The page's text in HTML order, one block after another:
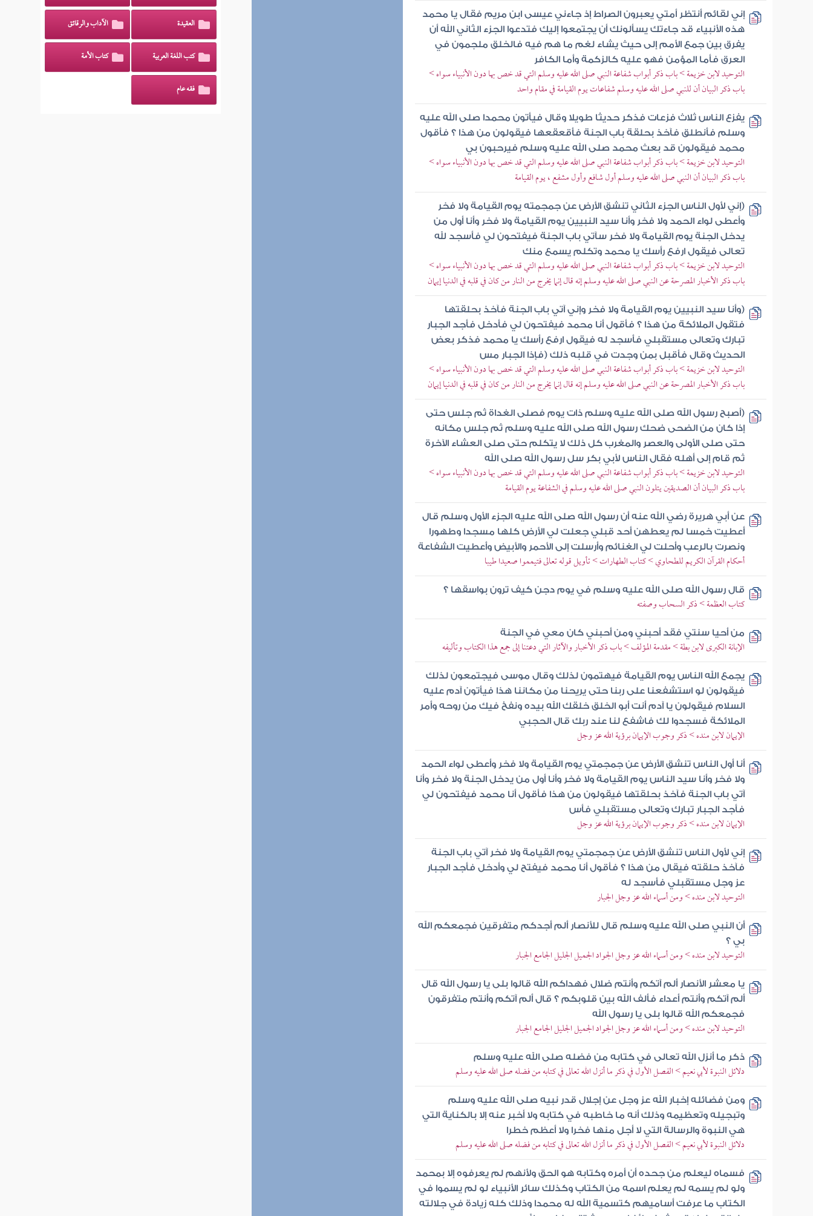
إني لقائم أنتظر أمتي يعبرون الصراط إذ جاءني عيسى ابن مريم فقال يا محمد
هذه الأنبياء قد جاءتك يسألونك أن يجتمعوا إليك فتدعوا الجزء الثاني الله أن
يفرق بين جمع الأمم إلى حيث يشاء لغم ما هم فيه فالخلق ملجمون في
العرق فأما المؤمن فهو عليه كالزكمة وأما الكافر
التوحيد لابن خزيمة > باب ذكر أبواب شفاعة النبي صلى الله عليه وسلم التي قد خص بها دون الأنبياء سواه >
باب ذكر البيان أن للنبي صلى الله عليه وسلم شفاعات يوم القيامة في مقام واحد
يفزع الناس ثلاث فزعات فذكر حديثا طويلا وقال فيأتون محمدا صلى الله عليه
وسلم فأنطلق فآخذ بحلقة باب الجنة فأقعقعها فيقولون من هذا ؟ فأقول
محمد فيقولون قد بعث محمد صلى الله عليه وسلم فيرحبون بي
التوحيد لابن خزيمة > باب ذكر أبواب شفاعة النبي صلى الله عليه وسلم التي قد خص بها دون الأنبياء سواه >
باب ذكر البيان أن النبي صلى الله عليه وسلم أول شافع وأول مشفع ، يوم القيامة
(إني لأول الناس الجزء الثاني تنشق الأرض عن جمجمته يوم القيامة ولا فخر
وأعطى لواء الحمد ولا فخر وأنا سيد النبيين يوم القيامة ولا فخر وأنا أول من
يدخل الجنة يوم القيامة ولا فخر سآتي باب الجنة فيفتحون لي فأسجد لله
تعالى فيقول ارفع رأسك يا محمد وتكلم يسمع منك
التوحيد لابن خزيمة > باب ذكر أبواب شفاعة النبي صلى الله عليه وسلم التي قد خص بها دون الأنبياء سواه >
باب ذكر الأخبار المصرحة عن النبي صلى الله عليه وسلم إنه قال إنما يخرج من النار من كان في قلبه في الدنيا إيمان
(وأنا سيد النبيين يوم القيامة ولا فخر وإني آتي باب الجنة فآخذ بحلقتها
فتقول الملائكة من هذا ؟ فأقول أنا محمد فيفتحون لي فأدخل فأجد الجبار
تبارك وتعالى مستقبلي فأسجد له فيقول ارفع رأسك يا محمد فذكر بعض
الحديث وقال فأقبل بمن وجدت في قلبه ذلك (فإذا الجبار مس
التوحيد لابن خزيمة > باب ذكر أبواب شفاعة النبي صلى الله عليه وسلم التي قد خص بها دون الأنبياء سواه >
باب ذكر الأخبار المصرحة عن النبي صلى الله عليه وسلم إنه قال إنما يخرج من النار من كان في قلبه في الدنيا إيمان
(أصبح رسول الله صلى الله عليه وسلم ذات يوم فصلى الغداة ثم جلس حتى
إذا كان من الضحى ضحك رسول الله صلى الله عليه وسلم ثم جلس مكانه
حتى صلى الأولى والعصر والمغرب كل ذلك لا يتكلم حتى صلى العشاء الآخرة
ثم قام إلى أهله فقال الناس لأبي بكر سل رسول الله صلى الله
التوحيد لابن خزيمة > باب ذكر أبواب شفاعة النبي صلى الله عليه وسلم التي قد خص بها دون الأنبياء سواه >
باب ذكر البيان أن الصديقين يتلون النبي صلى الله عليه وسلم في الشفاعة يوم القيامة
عن أبي هريرة رضي الله عنه أن رسول الله صلى الله عليه الجزء الأول وسلم قال
أعطيت خمسا لم يعطهن أحد قبلي جعلت لي الأرض كلها مسجدا وطهورا
ونصرت بالرعب وأحلت لي الغنائم وأرسلت إلى الأحمر والأبيض وأعطيت الشفاعة
أحكام القرآن الكريم للطحاوي > كتاب الطهارات > تأويل قوله تعالى فتيمموا صعيدا طيبا
قال رسول الله صلى الله عليه وسلم في يوم دجن كيف ترون بواسقها ؟
كتاب العظمة > ذكر السحاب وصفته
من أحيا سنتي فقد أحبني ومن أحبني كان معي في الجنة
الإبانة الكبرى لابن بطة > مقدمة المؤلف > باب ذكر الأخبار والآثار التي دعتنا إلى جمع هذا الكتاب وتأليفه
يجمع الله الناس يوم القيامة فيهتمون لذلك وقال موسى فيجتمعون لذلك
فيقولون لو استشفعنا على ربنا حتى يريحنا من مكاننا هذا فيأتون آدم عليه
السلام فيقولون يا آدم أنت أبو الخلق خلقك الله بيده ونفخ فيك من روحه وأمر
الملائكة فسجدوا لك فاشفع لنا عند ربك قال الحجبي
الإيمان لابن منده > ذكر وجوب الإيمان برؤية الله عز وجل
أنا أول الناس تنشق الأرض عن جمجمتي يوم القيامة ولا فخر وأعطى لواء الحمد
ولا فخر وأنا سيد الناس يوم القيامة ولا فخر وأنا أول من يدخل الجنة ولا فخر وأنا
آتي باب الجنة فآخذ بحلقتها فيقولون من هذا فأقول أنا محمد فيفتحون لي
فأجد الجبار تبارك وتعالى مستقبلي فأس
الإيمان لابن منده > ذكر وجوب الإيمان برؤية الله عز وجل
إني لأول الناس تنشق الأرض عن جمجمتي يوم القيامة ولا فخر آتي باب الجنة
فآخذ حلقته فيقال من هذا ؟ فأقول أنا محمد فيفتح لي وأدخل فأجد الجبار
عز وجل مستقبلي فأسجد له
التوحيد لابن منده > ومن أسماء الله عز وجل الجبار
أن النبي صلى الله عليه وسلم قال للأنصار ألم أجدكم متفرقين فجمعكم الله
بي ؟
التوحيد لابن منده > ومن أسماء الله عز وجل الجواد الجميل الجليل الجامع الجبار
يا معشر الأنصار ألم آتكم وأنتم ضلال فهداكم الله قالوا بلى يا رسول الله قال
ألم آتكم وأنتم أعداء فألف الله بين قلوبكم ؟ قال ألم آتكم وأنتم متفرقون
فجمعكم الله قالوا بلى يا رسول الله
التوحيد لابن منده > ومن أسماء الله عز وجل الجواد الجميل الجليل الجامع الجبار
ذكر ما أنزل الله تعالى في كتابه من فضله صلى الله عليه وسلم
دلائل النبوة لأبي نعيم > الفصل الأول في ذكر ما أنزل الله تعالى في كتابه من فضله صلى الله عليه وسلم
ومن فضائله إخبار الله عز وجل عن إجلال قدر نبيه صلى الله عليه وسلم
وتبجيله وتعظيمه وذلك أنه ما خاطبه في كتابه ولا أخبر عنه إلا بالكناية التي
هي النبوة والرسالة التي لا أجل منها فخرا ولا أعظم خطرا
دلائل النبوة لأبي نعيم > الفصل الأول في ذكر ما أنزل الله تعالى في كتابه من فضله صلى الله عليه وسلم
فسماه ليعلم من جحده أن أمره وكتابه هو الحق ولأنهم لم يعرفوه إلا بمحمد
ولو لم يسمه لم يعلم اسمه من الكتاب وكذلك سائر الأنبياء لو لم يسموا في
الكتاب ما عرفت أساميهم كتسمية الله له محمدا وذلك كله زيادة في جلالته
العقيدة الآداب والرقائق
كتب اللغة العربية كتاب الأمة
فقه عام